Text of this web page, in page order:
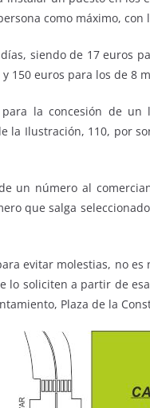
como máximo,
siendo de 17 euros
150 euros para los de 8
la concesión de
la Ilustración, 110, por
un número al
que salga
evitar molestias, no
lo soliciten a partir de
Plaza de la